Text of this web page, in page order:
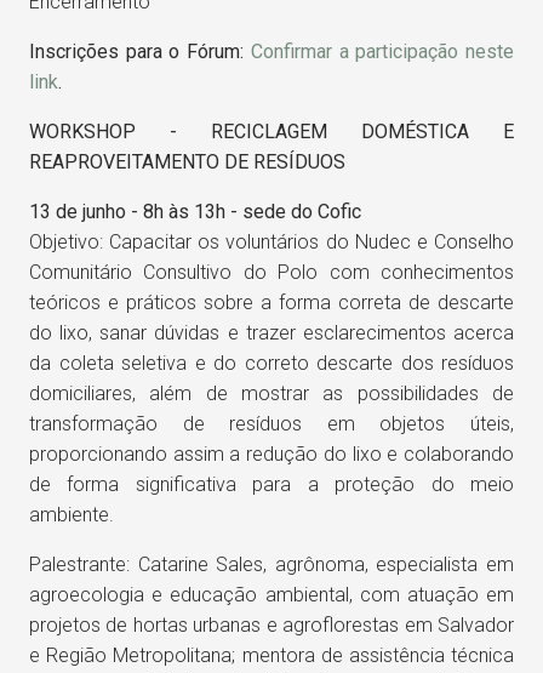
Inscrições para o Fórum: Confirmar a participação neste
link.
WORKSHOP - RECICLAGEM DOMÉSTICA E
REAPROVEITAMENTO DE RESÍDUOS
13 de junho - 8h às 13h - sede do Cofic
Objetivo: Capacitar os voluntários do Nudec e Conselho
Comunitário Consultivo do Polo com conhecimentos
teóricos e práticos sobre a forma correta de descarte
do lixo, sanar dúvidas e trazer esclarecimentos acerca
da coleta seletiva e do correto descarte dos resíduos
domiciliares, além de mostrar as possibilidades de
transformação de resíduos em objetos úteis,
proporcionando assim a redução do lixo e colaborando
de forma significativa para a proteção do meio
ambiente.
Palestrante: Catarine Sales, agrônoma, especialista em
agroecologia e educação ambiental, com atuação em
projetos de hortas urbanas e agroflorestas em Salvador
e Região Metropolitana; mentora de assistência técnica